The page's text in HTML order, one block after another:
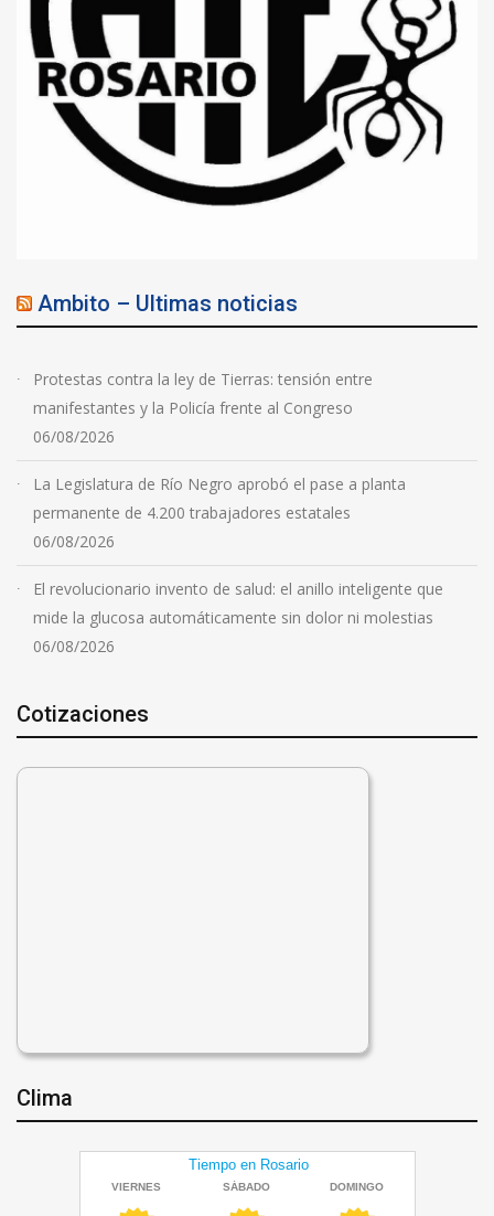
Ambito – Ultimas noticias
Protestas contra la ley de Tierras: tensión entre
manifestantes y la Policía frente al Congreso
06/08/2026
La Legislatura de Río Negro aprobó el pase a planta
permanente de 4.200 trabajadores estatales
06/08/2026
El revolucionario invento de salud: el anillo inteligente que
mide la glucosa automáticamente sin dolor ni molestias
06/08/2026
Cotizaciones
Clima